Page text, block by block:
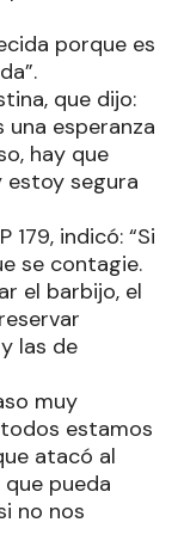
porque es
que dijo:
una esperanza
hay que
segura
179, indicó: “Si
se contagie.
el barbijo, el
las de
muy
estamos
atacó al
pueda
no nos